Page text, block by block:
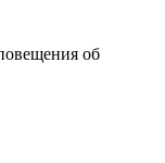
об